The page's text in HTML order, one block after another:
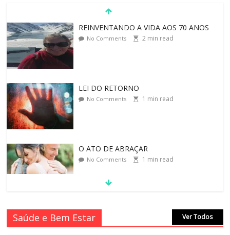
REINVENTANDO A VIDA AOS 70 ANOS
No Comments 2 min read
LEI DO RETORNO
No Comments 1 min read
O ATO DE ABRAÇAR
No Comments 1 min read
MORAL-POR-CIDINHA CASSIANO &
CIDA SIMONI
No Comments 1min read
Saúde e Bem Estar Ver Todos